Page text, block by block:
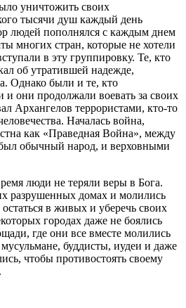
уничтожить своих
тысячи душ каждый день
людей пополнялся с каждым днем
многих стран, которые не хотели
в эту группировку. Те, кто
об утратившей надежде,
Однако были и те, кто
и они продолжали воевать за своих
Архангелов террористами, кто-то
Началась война,
как «Праведная Война», между
обычный народ, и верховными
люди не теряли веры в Бога.
разрушенных домах и молились
в живых и уберечь своих
городах даже не боялись
где они все вместе молились
буддисты, иудеи и даже
чтобы противостоять своему